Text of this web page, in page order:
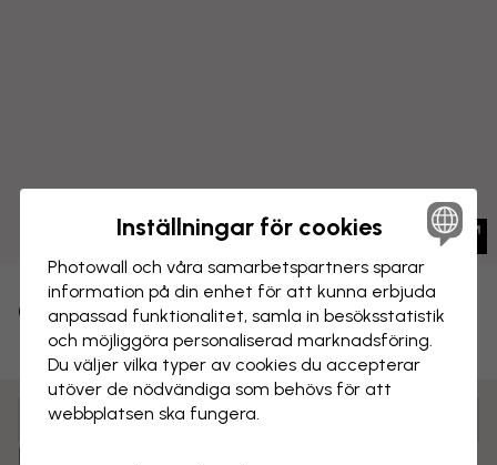
New York siluett collage - Grå II
CANVASTAVLA Spara
Anpassa och beställ
Inställningar för cookies
Photowall och våra samarbets­partners sparar
information på din enhet för att kunna erbjuda
anpassad funktionalitet, samla in besöks­statistik
och möjliggöra personaliserad marknads­föring.
Du väljer vilka typer av cookies du accepterar
utöver de nödvändiga som behövs för att
webbplatsen ska fungera.